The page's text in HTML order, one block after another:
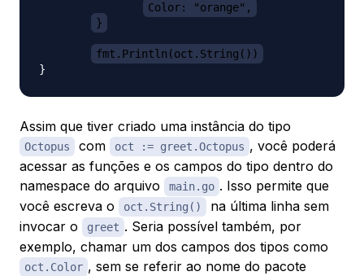
Color: "orange",
}
fmt.Println(oct.String())
Assim que tiver criado uma instância do tipo
Octopus com oct := greet.Octopus , você poderá
acessar as funções e os campos do tipo dentro do
namespace do arquivo
main.go . Isso permite que
você escreva o
oct.String()
na última linha sem
invocar o
greet . Seria possível também, por
exemplo, chamar um dos campos dos tipos como
oct.Color , sem se referir ao nome do pacote